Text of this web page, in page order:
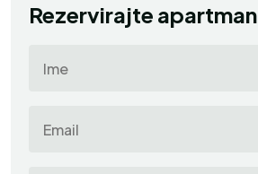
Rezervirajte apartman